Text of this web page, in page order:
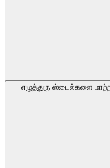
எழுத்துரு ஸ்டைல்களை